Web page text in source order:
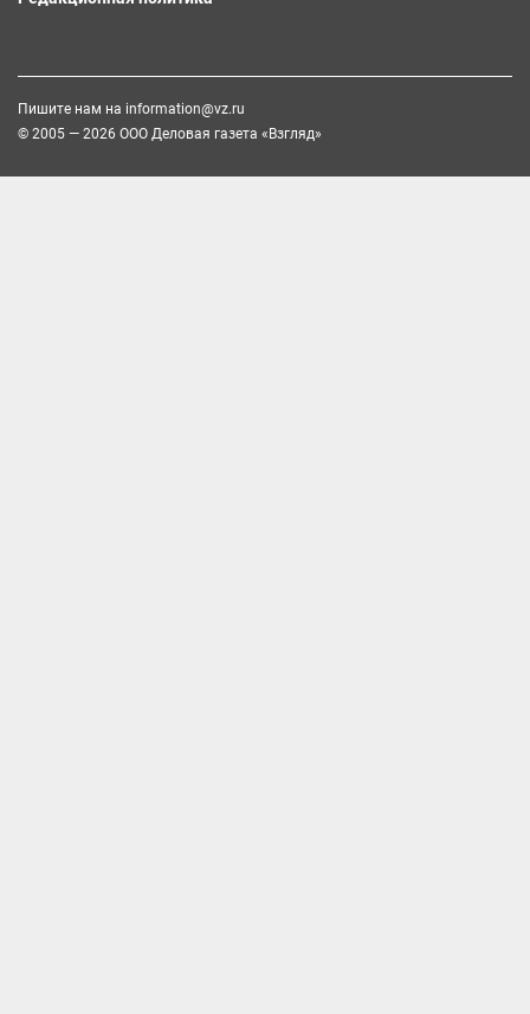
Пишите нам на information@vz.ru
© 2005 — 2026 ООО Деловая газета «Взгляд»